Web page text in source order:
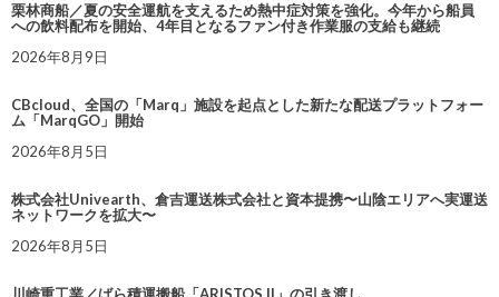
栗林商船／夏の安全運航を支えるため熱中症対策を強化。今年から船員
への飲料配布を開始、4年目となるファン付き作業服の支給も継続
2026年8月9日
CBcloud、全国の「Marq」施設を起点とした新たな配送プラットフォー
ム「MarqGO」開始
2026年8月5日
株式会社Univearth、倉吉運送株式会社と資本提携〜山陰エリアへ実運送
ネットワークを拡大〜
2026年8月5日